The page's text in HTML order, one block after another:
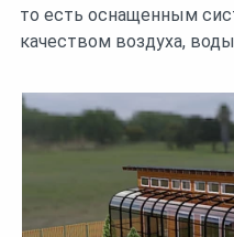
то есть оснащенным
качеством воздуха,